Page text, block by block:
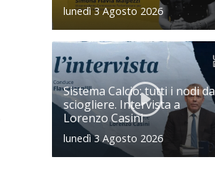
lunedì 3 Agosto 2026
Sistema Calcio: tutti i nodi da
sciogliere. Intervista a
Lorenzo Casini
lunedì 3 Agosto 2026